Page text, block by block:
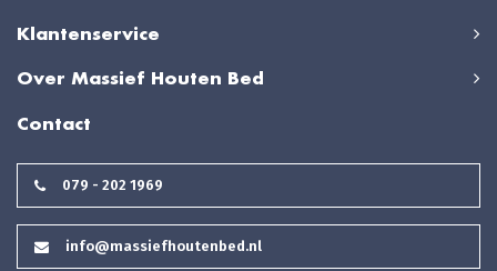
Klantenservice
Over Massief Houten Bed
Contact
079 - 202 1969
info@massiefhoutenbed.nl